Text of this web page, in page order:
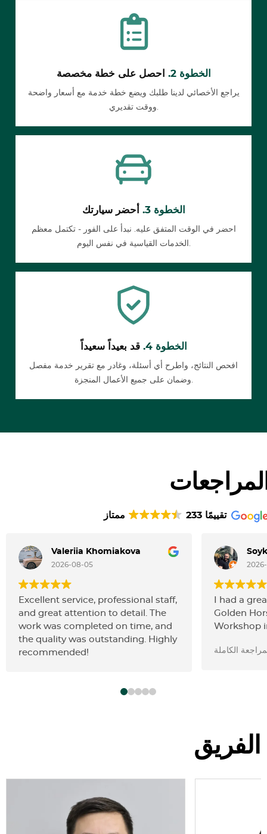
الخطوة 2. احصل على خطة مخصصة
يراجع الأخصائي لدينا طلبك ويضع خطة خدمة مع أسعار واضحة
ووقت تقديري.
الخطوة 3. أحضر سيارتك
احضر في الوقت المتفق عليه. نبدأ على الفور - تكتمل معظم
الخدمات القياسية في نفس اليوم.
الخطوة 4. قد بعيداً سعيداً
افحص النتائج، واطرح أي أسئلة، وغادر مع تقرير خدمة مفصل
وضمان على جميع الأعمال المنجزة.
ممتاز 233 تقييمًا
Valeriia Khomiakova
2026-08-05
Excellent service, professional staff,
and great attention to detail. The
work was completed on time, and
the quality was outstanding. Highly
recommended!
I had a
Golden
Workshop
and with
perfect
for reliable
الكاملة
الفريق